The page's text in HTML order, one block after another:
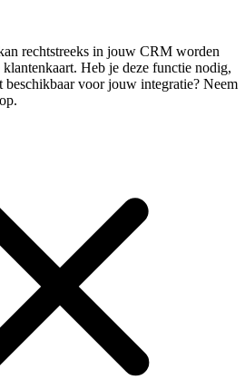
rechtstreeks in jouw CRM worden
klantenkaart. Heb je deze functie nodig,
beschikbaar voor jouw integratie? Neem